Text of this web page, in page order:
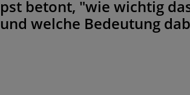
betont, "wie wichtig
welche Bedeutung